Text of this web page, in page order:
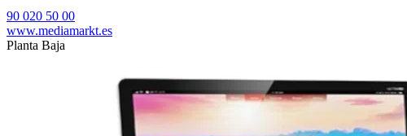
90 020 50 00
www.mediamarkt.es
Planta Baja